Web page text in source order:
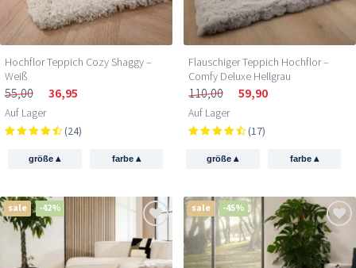
Hochflor Teppich Cozy Shaggy –
Weiß
55,00 36,95
Auf Lager
(24)
größe▴ farbe ▴
Flauschiger Teppich Hochflor –
Comfy Deluxe Hellgrau
110,00 59,90
Auf Lager
(17)
größe▴ farbe ▴
sale -42% sale -45%